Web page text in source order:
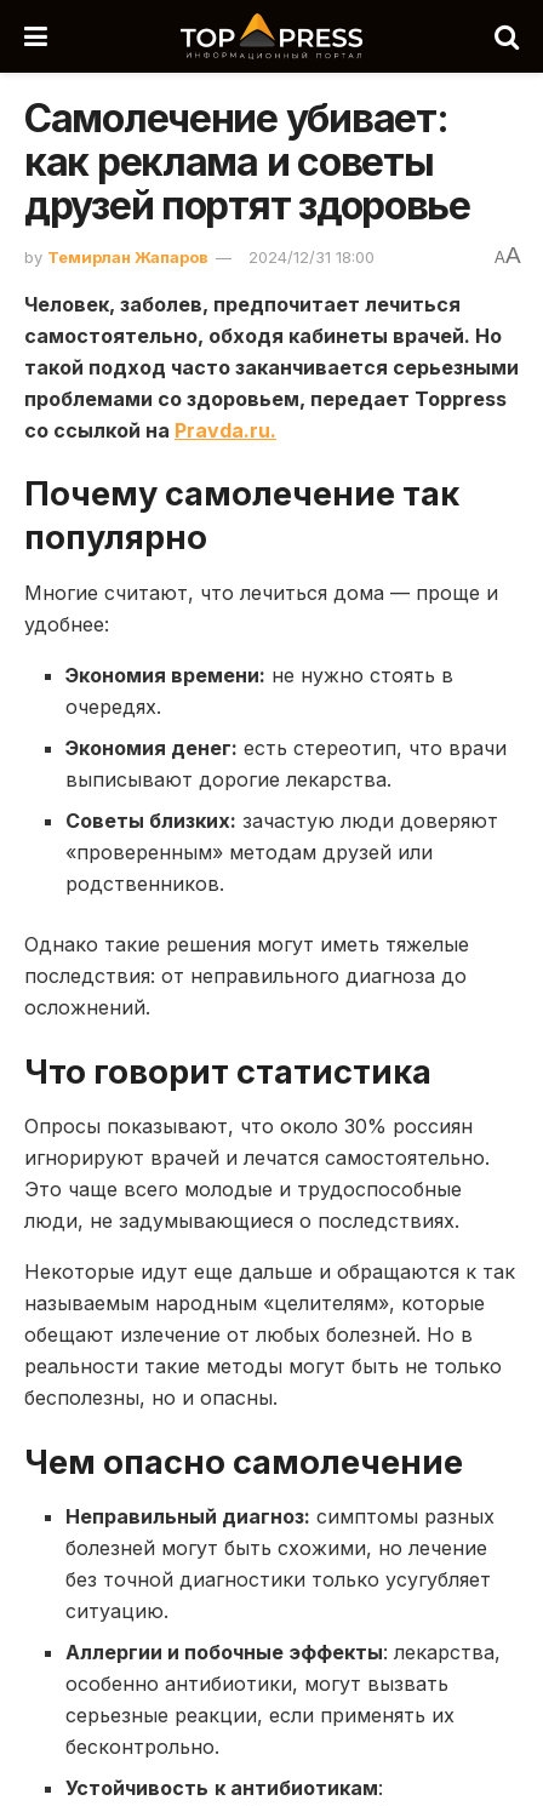
Самолечение убивает:
как реклама и советы
друзей портят здоровье
by Темирлан Жапаров 2024/12/31 18:00 AA
Человек, заболев, предпочитает лечиться
самостоятельно, обходя кабинеты врачей. Но
такой подход часто заканчивается серьезными
проблемами со здоровьем, передает Toppress
со ссылкой на Рravda.ru.
Почему самолечение так
популярно
Многие считают, что лечиться дома — проще и
удобнее:
Экономия времени: не нужно стоять в
очередях.
Экономия денег: есть стереотип, что врачи
выписывают дорогие лекарства.
Советы близких: зачастую люди доверяют
«проверенным» методам друзей или
родственников.
Однако такие решения могут иметь тяжелые
последствия: от неправильного диагноза до
осложнений.
Что говорит статистика
Опросы показывают, что около 30% россиян
игнорируют врачей и лечатся самостоятельно.
Это чаще всего молодые и трудоспособные
люди, не задумывающиеся о последствиях.
Некоторые идут еще дальше и обращаются к так
называемым народным «целителям», которые
обещают излечение от любых болезней. Но в
реальности такие методы могут быть не только
бесполезны, но и опасны.
Чем опасно самолечение
Неправильный диагноз: симптомы разных
болезней могут быть схожими, но лечение
без точной диагностики только усугубляет
ситуацию.
Аллергии и побочные эффекты: лекарства,
особенно антибиотики, могут вызвать
серьезные реакции, если применять их
бесконтрольно.
Устойчивость к антибиотикам: